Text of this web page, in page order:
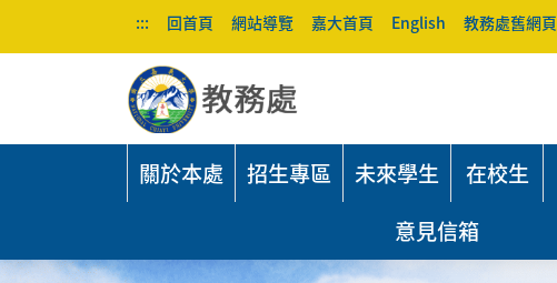
::: 回首頁 網站導覽 嘉大首頁 English 教務處舊網頁
關於本處 招生專區 未來學生 在校生
意見信箱